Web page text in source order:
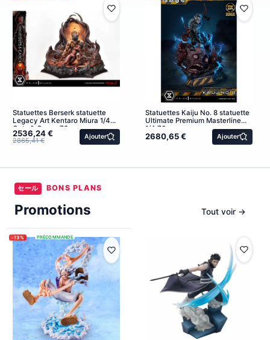
Statuettes Berserk statuette
Legacy Art Kentaro Miura 1/4
Guts & Casca 72 cm
2536,24 €
2865,41 € Ajouter
Statuettes Kaiju No. 8 statuette
Ultimate Premium Masterline
1/4 70 cm
2680,65 € Ajouter
セール BONS PLANS
Promotions Tout voir →
-13% PRÉCOMMANDE